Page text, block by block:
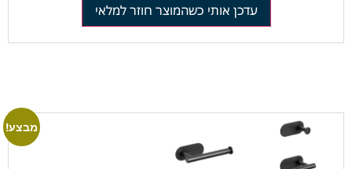
עדכן אותי כשהמוצר חוזר למלאי
מבצע!